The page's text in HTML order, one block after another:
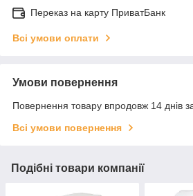
Переказ на карту ПриватБанк
Всі умови оплати
Умови повернення
Повернення товару впродовж 14 днів
Всі умови повернення
Подібні товари компанії